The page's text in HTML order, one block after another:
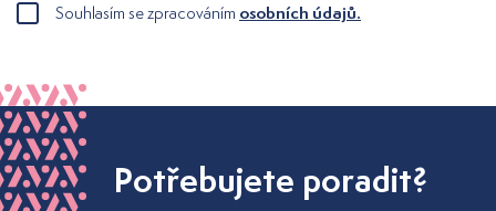
Souhlasím se zpracováním osobních údajů.
Potřebujete poradit?